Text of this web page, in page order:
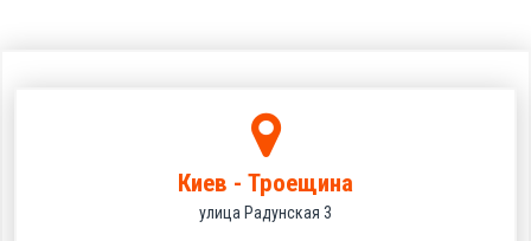
Киев - Троещина
улица Радунская 3